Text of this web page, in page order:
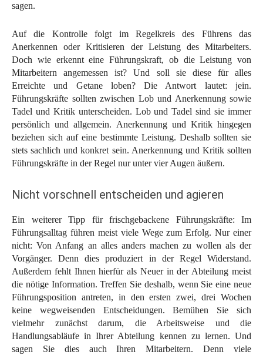
sagen.
Auf die Kontrolle folgt im Regelkreis des Führens das
Anerkennen oder Kritisieren der Leistung des Mitarbeiters.
Doch wie erkennt eine Führungskraft, ob die Leistung von
Mitarbeitern angemessen ist? Und soll sie diese für alles
Erreichte und Getane loben? Die Antwort lautet: jein.
Führungskräfte sollten zwischen Lob und Anerkennung sowie
Tadel und Kritik unterscheiden. Lob und Tadel sind sie immer
persönlich und allgemein. Anerkennung und Kritik hingegen
beziehen sich auf eine bestimmte Leistung. Deshalb sollten sie
stets sachlich und konkret sein. Anerkennung und Kritik sollten
Führungskräfte in der Regel nur unter vier Augen äußern.
Nicht vorschnell entscheiden und agieren
Ein weiterer Tipp für frischgebackene Führungskräfte: Im
Führungsalltag führen meist viele Wege zum Erfolg. Nur einer
nicht: Von Anfang an alles anders machen zu wollen als der
Vorgänger. Denn dies produziert in der Regel Widerstand.
Außerdem fehlt Ihnen hierfür als Neuer in der Abteilung meist
die nötige Information. Treffen Sie deshalb, wenn Sie eine neue
Führungsposition antreten, in den ersten zwei, drei Wochen
keine wegweisenden Entscheidungen. Bemühen Sie sich
vielmehr zunächst darum, die Arbeitsweise und die
Handlungsabläufe in Ihrer Abteilung kennen zu lernen. Und
sagen Sie dies auch Ihren Mitarbeitern. Denn viele